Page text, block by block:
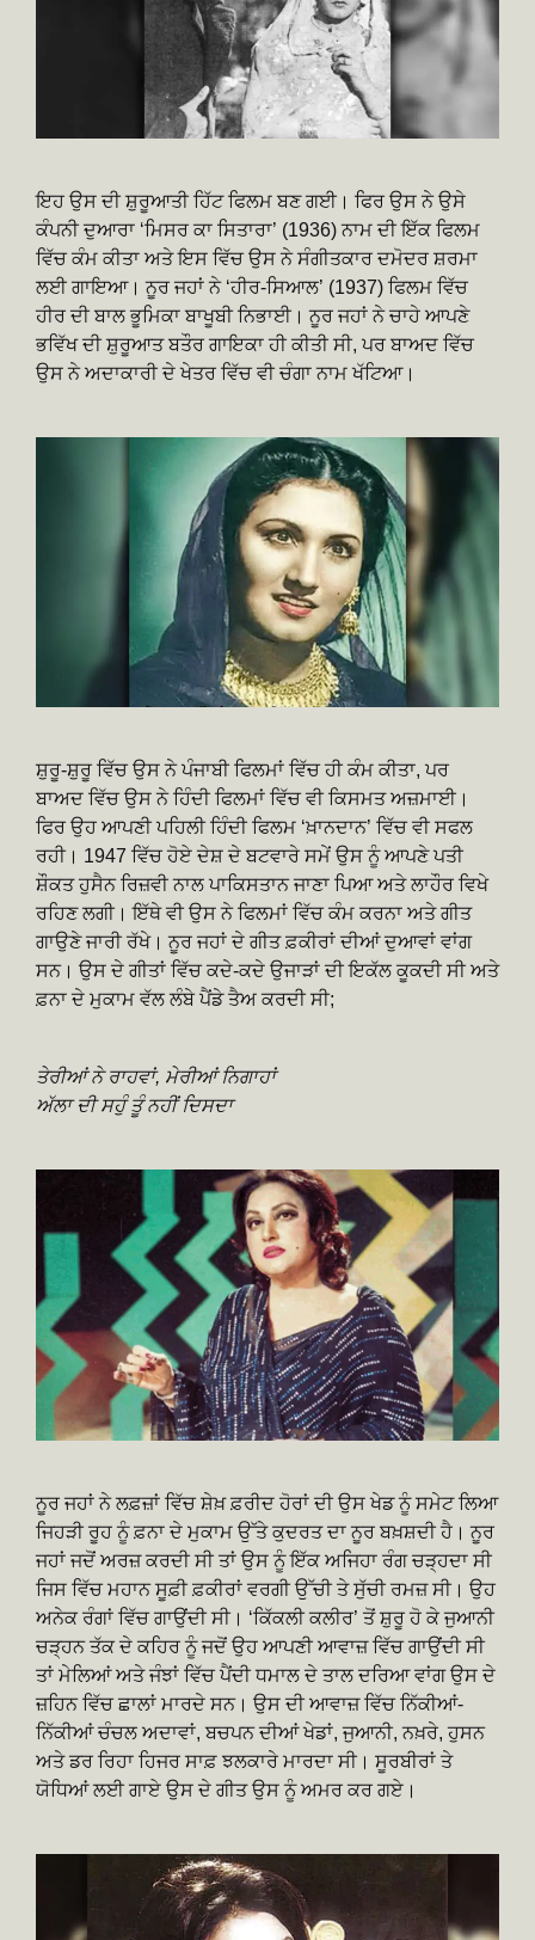
ਇਹ ਉਸ ਦੀ ਸ਼ੁਰੂਆਤੀ ਹਿੱਟ ਫਿਲਮ ਬਣ ਗਈ। ਫਿਰ ਉਸ ਨੇ ਉਸੇ
ਕੰਪਨੀ ਦੁਆਰਾ ‘ਮਿਸਰ ਕਾ ਸਿਤਾਰਾ’ (1936) ਨਾਮ ਦੀ ਇੱਕ ਫਿਲਮ
ਵਿੱਚ ਕੰਮ ਕੀਤਾ ਅਤੇ ਇਸ ਵਿੱਚ ਉਸ ਨੇ ਸੰਗੀਤਕਾਰ ਦਮੋਦਰ ਸ਼ਰਮਾ
ਲਈ ਗਾਇਆ। ਨੂਰ ਜਹਾਂ ਨੇ ‘ਹੀਰ-ਸਿਆਲ’ (1937) ਫਿਲਮ ਵਿੱਚ
ਹੀਰ ਦੀ ਬਾਲ ਭੂਮਿਕਾ ਬਾਖੂਬੀ ਨਿਭਾਈ। ਨੂਰ ਜਹਾਂ ਨੇ ਚਾਹੇ ਆਪਣੇ
ਭਵਿੱਖ ਦੀ ਸ਼ੁਰੂਆਤ ਬਤੌਰ ਗਾਇਕਾ ਹੀ ਕੀਤੀ ਸੀ, ਪਰ ਬਾਅਦ ਵਿੱਚ
ਉਸ ਨੇ ਅਦਾਕਾਰੀ ਦੇ ਖੇਤਰ ਵਿੱਚ ਵੀ ਚੰਗਾ ਨਾਮ ਖੱਟਿਆ।
ਸ਼ੁਰੂ-ਸ਼ੁਰੂ ਵਿੱਚ ਉਸ ਨੇ ਪੰਜਾਬੀ ਫਿਲਮਾਂ ਵਿੱਚ ਹੀ ਕੰਮ ਕੀਤਾ, ਪਰ
ਬਾਅਦ ਵਿੱਚ ਉਸ ਨੇ ਹਿੰਦੀ ਫਿਲਮਾਂ ਵਿੱਚ ਵੀ ਕਿਸਮਤ ਅਜ਼ਮਾਈ।
ਫਿਰ ਉਹ ਆਪਣੀ ਪਹਿਲੀ ਹਿੰਦੀ ਫਿਲਮ ‘ਖ਼ਾਨਦਾਨ’ ਵਿੱਚ ਵੀ ਸਫਲ
ਰਹੀ। 1947 ਵਿੱਚ ਹੋਏ ਦੇਸ਼ ਦੇ ਬਟਵਾਰੇ ਸਮੇਂ ਉਸ ਨੂੰ ਆਪਣੇ ਪਤੀ
ਸ਼ੌਕਤ ਹੁਸੈਨ ਰਿਜ਼ਵੀ ਨਾਲ ਪਾਕਿਸਤਾਨ ਜਾਣਾ ਪਿਆ ਅਤੇ ਲਾਹੌਰ ਵਿਖੇ
ਰਹਿਣ ਲਗੀ। ਇੱਥੇ ਵੀ ਉਸ ਨੇ ਫਿਲਮਾਂ ਵਿੱਚ ਕੰਮ ਕਰਨਾ ਅਤੇ ਗੀਤ
ਗਾਉਣੇ ਜਾਰੀ ਰੱਖੇ। ਨੂਰ ਜਹਾਂ ਦੇ ਗੀਤ ਫ਼ਕੀਰਾਂ ਦੀਆਂ ਦੁਆਵਾਂ ਵਾਂਗ
ਸਨ। ਉਸ ਦੇ ਗੀਤਾਂ ਵਿੱਚ ਕਦੇ-ਕਦੇ ਉਜਾੜਾਂ ਦੀ ਇਕੱਲ ਕੂਕਦੀ ਸੀ ਅਤੇ
ਫ਼ਨਾ ਦੇ ਮੁਕਾਮ ਵੱਲ ਲੰਬੇ ਪੈਂਡੇ ਤੈਅ ਕਰਦੀ ਸੀ;
ਤੇਰੀਆਂ ਨੇ ਰਾਹਵਾਂ, ਮੇਰੀਆਂ ਨਿਗਾਹਾਂ
ਅੱਲਾ ਦੀ ਸਹੁੰ ਤੂੰ ਨਹੀਂ ਦਿਸਦਾ
ਨੂਰ ਜਹਾਂ ਨੇ ਲਫ਼ਜ਼ਾਂ ਵਿੱਚ ਸ਼ੇਖ਼ ਫ਼ਰੀਦ ਹੋਰਾਂ ਦੀ ਉਸ ਖੇਡ ਨੂੰ ਸਮੇਟ ਲਿਆ
ਜਿਹੜੀ ਰੂਹ ਨੂੰ ਫ਼ਨਾ ਦੇ ਮੁਕਾਮ ਉੱਤੇ ਕੁਦਰਤ ਦਾ ਨੂਰ ਬਖ਼ਸ਼ਦੀ ਹੈ। ਨੂਰ
ਜਹਾਂ ਜਦੋਂ ਅਰਜ਼ ਕਰਦੀ ਸੀ ਤਾਂ ਉਸ ਨੂੰ ਇੱਕ ਅਜਿਹਾ ਰੰਗ ਚੜ੍ਹਦਾ ਸੀ
ਜਿਸ ਵਿੱਚ ਮਹਾਨ ਸੂਫ਼ੀ ਫ਼ਕੀਰਾਂ ਵਰਗੀ ਉੱਚੀ ਤੇ ਸੁੱਚੀ ਰਮਜ਼ ਸੀ। ਉਹ
ਅਨੇਕ ਰੰਗਾਂ ਵਿੱਚ ਗਾਉਂਦੀ ਸੀ। ‘ਕਿੱਕਲੀ ਕਲੀਰ’ ਤੋਂ ਸ਼ੁਰੂ ਹੋ ਕੇ ਜੁਆਨੀ
ਚੜ੍ਹਨ ਤੱਕ ਦੇ ਕਹਿਰ ਨੂੰ ਜਦੋਂ ਉਹ ਆਪਣੀ ਆਵਾਜ਼ ਵਿੱਚ ਗਾਉਂਦੀ ਸੀ
ਤਾਂ ਮੇਲਿਆਂ ਅਤੇ ਜੰਝਾਂ ਵਿੱਚ ਪੈਂਦੀ ਧਮਾਲ ਦੇ ਤਾਲ ਦਰਿਆ ਵਾਂਗ ਉਸ ਦੇ
ਜ਼ਹਿਨ ਵਿੱਚ ਛਾਲਾਂ ਮਾਰਦੇ ਸਨ। ਉਸ ਦੀ ਆਵਾਜ਼ ਵਿੱਚ ਨਿੱਕੀਆਂ-
ਨਿੱਕੀਆਂ ਚੰਚਲ ਅਦਾਵਾਂ, ਬਚਪਨ ਦੀਆਂ ਖੇਡਾਂ, ਜੁਆਨੀ, ਨਖ਼ਰੇ, ਹੁਸਨ
ਅਤੇ ਡਰ ਰਿਹਾ ਹਿਜਰ ਸਾਫ਼ ਝਲਕਾਰੇ ਮਾਰਦਾ ਸੀ। ਸੂਰਬੀਰਾਂ ਤੇ
ਯੋਧਿਆਂ ਲਈ ਗਾਏ ਉਸ ਦੇ ਗੀਤ ਉਸ ਨੂੰ ਅਮਰ ਕਰ ਗਏ।